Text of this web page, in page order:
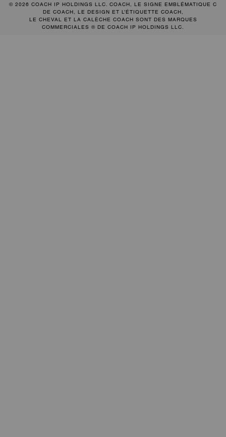
© 2026 COACH IP HOLDINGS LLC. COACH, LE SIGNE EMBLÉMATIQUE C
DE COACH, LE DESIGN ET L’ÉTIQUETTE COACH,
LE CHEVAL ET LA CALÈCHE COACH SONT DES MARQUES
COMMERCIALES ® DE COACH IP HOLDINGS LLC.